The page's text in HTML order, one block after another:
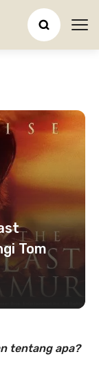
Tom
tentang apa?